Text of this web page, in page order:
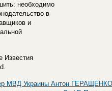
необходимо
в
и
Известия
МВД Украины Антон